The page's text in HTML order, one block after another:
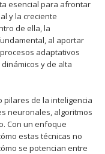
esencial para afrontar
y la creciente
de ella, la
al aportar
adaptativos
y de alta
pilares de la inteligencia
neuronales, algoritmos
Con un enfoque
estas técnicas no
se potencian entre